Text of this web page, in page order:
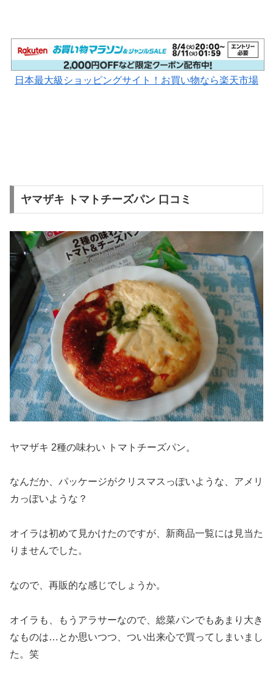
日本最大級ショッピングサイト！お買い物なら楽天市場
ヤマザキ トマトチーズパン 口コミ
ヤマザキ 2種の味わい トマトチーズパン。
なんだか、パッケージがクリスマスっぽいような、アメリ
カっぽいような？
オイラは初めて見かけたのですが、新商品一覧には見当た
りませんでした。
なので、再販的な感じでしょうか。
オイラも、もうアラサーなので、総菜パンでもあまり大き
なものは…とか思いつつ、つい出来心で買ってしまいまし
た。笑